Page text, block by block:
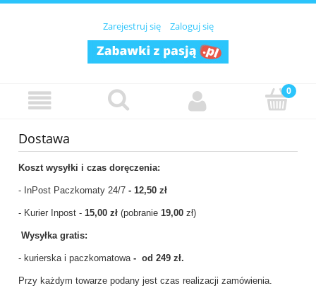
Zarejestruj się Zaloguj się
Dostawa
Koszt wysyłki i czas doręczenia:
- InPost Paczkomaty 24/7 - 12,50 zł
- Kurier Inpost - 15,00 zł (pobranie 19,00 zł)
Wysyłka gratis:
- kurierska i paczkomatowa- od 249 zł.
Przy każdym towarze podany jest czas realizacji zamówienia.